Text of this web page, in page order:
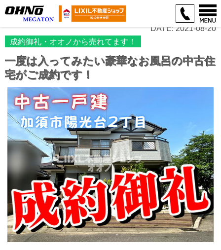
DATE: 2021-08-20
成約御礼・オオノから売れてます！
一度は入ってみたい豪華なお風呂の中古住
宅がご成約です！